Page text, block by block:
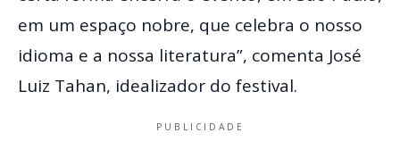
em um espaço nobre, que celebra o nosso
idioma e a nossa literatura”, comenta José
Luiz Tahan, idealizador do festival.
PUBLICIDADE